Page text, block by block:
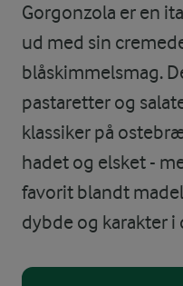
Gorgonzola er en
ud med sin
blåskimmelsmag.
pastaretter og
klassiker på
hadet og elsket -
favorit blandt
dybde og karakter i